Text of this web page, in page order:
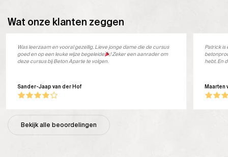
Wat onze klanten zeggen
Sander-Jaap van der Hof
Was leerzaam en vooral gezellig. Lieve jonge dame die de cursus
goed en op een leuke wijze begeleide
! Zeker een aanrader om
deze cursus bij Beton Aparte te volgen.
Maarten
Patrick is
hebt. En
Bekijk alle beoordelingen